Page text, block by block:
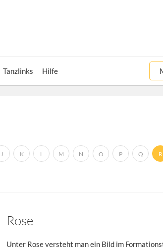
Tanzlinks Hilfe
J K L M N O P Q R
Rose
Unter Rose versteht man ein Bild im